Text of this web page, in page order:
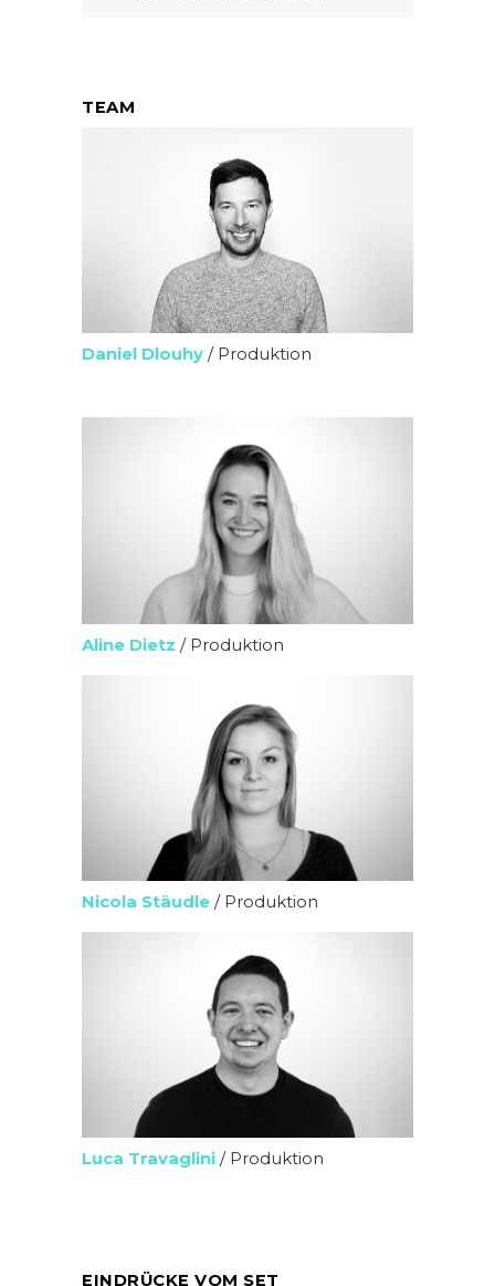
TEAM
Daniel Dlouhy / Produktion
Aline Dietz / Produktion
Nicola Stäudle / Produktion
Luca Travaglini / Produktion
EINDRÜCKE VOM SET